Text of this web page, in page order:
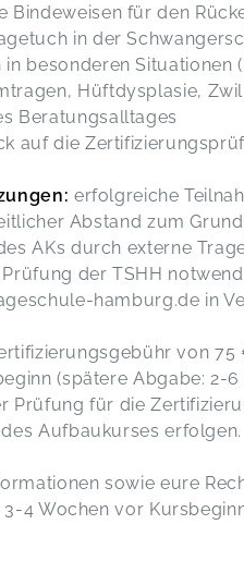
Bindeweisen für den
in der
in besonderen Situationen
Hüftdysplasie,
Beratungsalltages
auf die
erfolgreiche
Abstand zum
AKs durch externe
der TSHH
hamburg.de in
von
(spätere Abgabe: 2-
Prüfung für die
Aufbaukurses erfolgen.
sowie eure
4 Wochen vor